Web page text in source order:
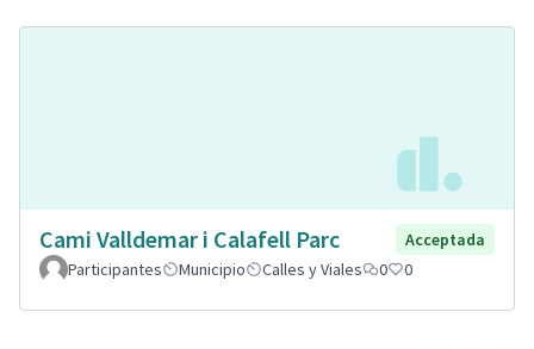
Cami Valldemar i Calafell Parc
Acceptada
Participantes
Municipio Calles y Viales 0 0